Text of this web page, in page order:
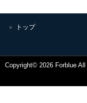
トップ
Copyright© 2026 Forblue